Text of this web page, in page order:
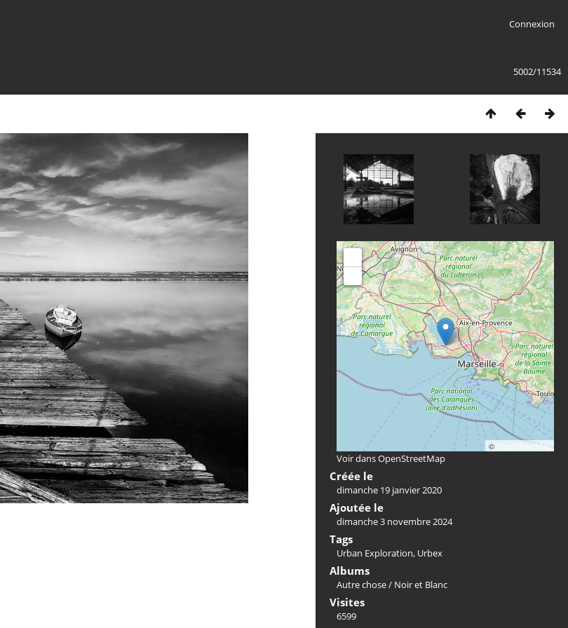
Connexion
5002/11534
© OpenStreetMap
Voir dans OpenStreetMap
Créée le
dimanche 19 janvier 2020
Ajoutée le
dimanche 3 novembre 2024
Tags
Urban Exploration, Urbex
Albums
Autre chose/ Noir et Blanc
Visites
6599